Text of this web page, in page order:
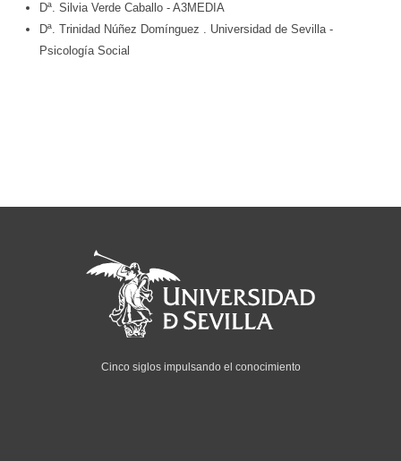
Dª. Silvia Verde Caballo - A3MEDIA
Dª. Trinidad Núñez Domínguez . Universidad de Sevilla -
Psicología Social
Cinco siglos impulsando el conocimiento